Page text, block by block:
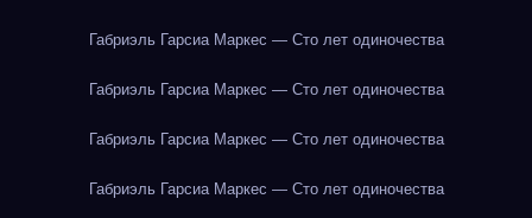
Габриэль Гарсиа Маркес — Сто лет одиночества
Габриэль Гарсиа Маркес — Сто лет одиночества
Габриэль Гарсиа Маркес — Сто лет одиночества
Габриэль Гарсиа Маркес — Сто лет одиночества